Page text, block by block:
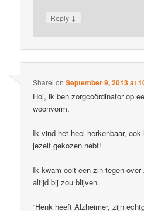
Reply ↓
Sharel onSeptember 9, 2013 at
Hoi, ik ben zorgcoördinator op
woonvorm.
Ik vind het heel herkenbaar,
jezelf gekozen hebt!
Ik kwam ooit een zin tegen
altijd bij zou blijven.
“Henk heeft Alzheimer, zijn